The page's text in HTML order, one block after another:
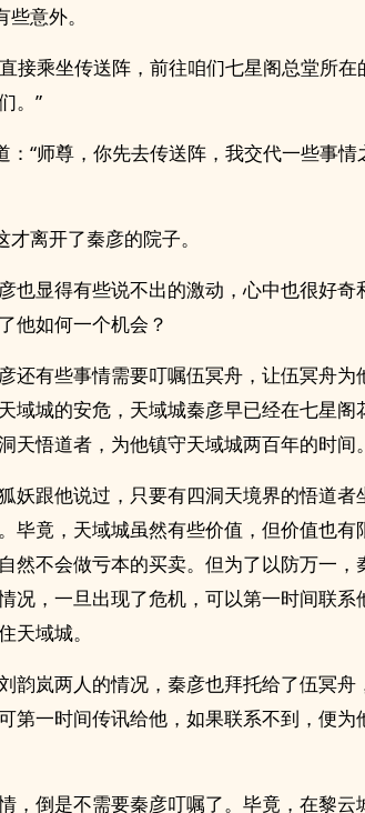
意外。
接乘坐传送阵，前往咱们七星阁总堂所在
。”
：“师尊，你先去传送阵，我交代一些事情
离开了秦彦的院子。
也显得有些说不出的激动，心中也很好奇
他如何一个机会？
还有些事情需要叮嘱伍冥舟，让伍冥舟为
域城的安危，天域城秦彦早已经在七星阁
天悟道者，为他镇守天域城两百年的时间。
妖跟他说过，只要有四洞天境界的悟道者
毕竟，天域城虽然有些价值，但价值也有
然不会做亏本的买卖。但为了以防万一，
况，一旦出现了危机，可以第一时间联系
天域城。
韵岚两人的情况，秦彦也拜托给了伍冥舟
第一时间传讯给他，如果联系不到，便为
，倒是不需要秦彦叮嘱了。毕竟，在黎云